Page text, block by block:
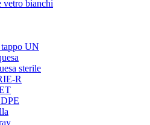
vetro bianchi
UN
sterile
R